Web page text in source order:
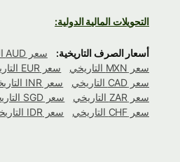
التحويلات المالية الدولية:
أسعار الصرف التاريخية: سعر AUD التاريخي
سعر MXN التاريخي
سعر EUR التاريخي
سعر CAD التاريخي
سعر INR التاريخي
سعر ZAR التاريخي
سعر SGD التاريخي
سعر CHF التاريخي
سعر IDR التاريخي